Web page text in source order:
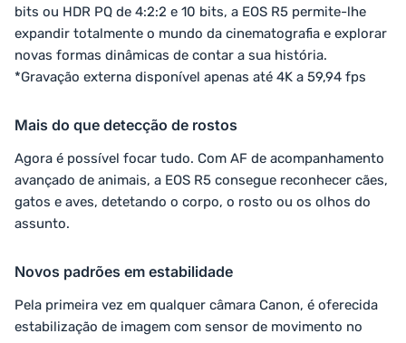
bits ou HDR PQ de 4:2:2 e 10 bits, a EOS R5 permite-lhe
expandir totalmente o mundo da cinematografia e explorar
novas formas dinâmicas de contar a sua história.
*Gravação externa disponível apenas até 4K a 59,94 fps
Mais do que detecção de rostos
Agora é possível focar tudo. Com AF de acompanhamento
avançado de animais, a EOS R5 consegue reconhecer cães,
gatos e aves, detetando o corpo, o rosto ou os olhos do
assunto.
Novos padrões em estabilidade
Pela primeira vez em qualquer câmara Canon, é oferecida
estabilização de imagem com sensor de movimento no